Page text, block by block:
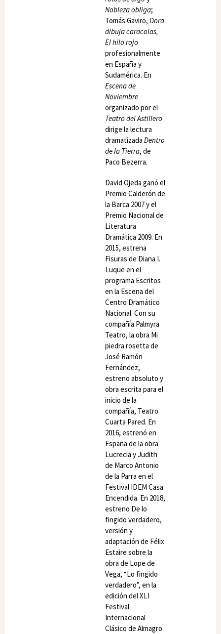
Nobleza obliga;
Tomás Gaviro, Dora
dibuja caracolas,
El hilo rojo
profesionalmente
en España y
Sudamérica. En
Escena de
Noviembre
organizado por el
Teatro del Astillero
dirige la lectura
dramatizada Dentro
de la Tierra, de
Paco Bezerra.
David Ojeda ganó el
Premio Calderón de
la Barca 2007 y el
Premio Nacional de
Literatura
Dramática 2009. En
2015, estrena
Fisuras de Diana I.
Luque en el
programa Escritos
en la Escena del
Centro Dramático
Nacional. Con su
compañía Palmyra
Teatro, la obra Mi
piedra rosetta de
José Ramón
Fernández,
estreno absoluto y
obra escrita para el
inicio de la
compañía, Teatro
Cuarta Pared. En
2016, estrenó en
España de la obra
Lucrecia y Judith
de Marco Antonio
de la Parra en el
Festival IDEM Casa
Encendida. En 2018,
estreno De lo
fingido verdadero,
versión y
adaptación de Félix
Estaire sobre la
obra de Lope de
Vega, “Lo fingido
verdadero”, en la
edición del XLI
Festival
Internacional
Clásico de Almagro.